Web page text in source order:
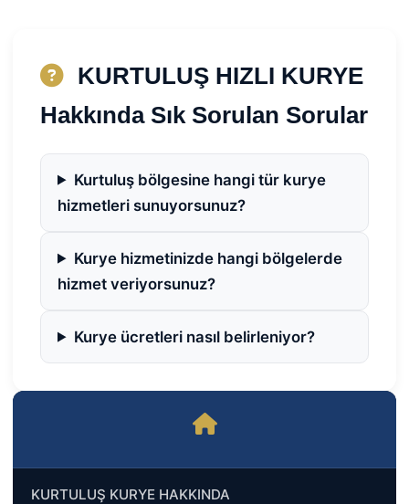
KURTULUŞ KURYE HAKKINDA
KURTULUŞ HIZLI KURYE
Hakkında Sık Sorulan Sorular
Kurtuluş bölgesine hangi tür kurye
hizmetleri sunuyorsunuz?
Kurye hizmetinizde hangi bölgelerde
hizmet veriyorsunuz?
Kurye ücretleri nasıl belirleniyor?